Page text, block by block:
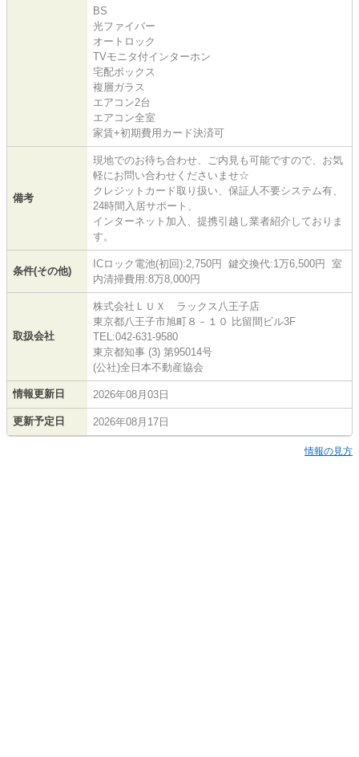
BS
光ファイバー
オートロック
TVモニタ付インターホン
宅配ボックス
複層ガラス
エアコン2台
エアコン全室
家賃+初期費用カード決済可
備考
現地でのお待ち合わせ、ご内見も可能ですので、お気
軽にお問い合わせくださいませ☆
クレジットカード取り扱い、保証人不要システム有、
24時間入居サポート、
インターネット加入、提携引越し業者紹介しておりま
す。
条件(その他)
ICロック電池(初回):2,750円 鍵交換代:1万6,500円 室
内清掃費用:8万8,000円
取扱会社
株式会社ＬＵＸ ラックス八王子店
東京都八王子市旭町８－１０ 比留間ビル3F
TEL:042-631-9580
東京都知事 (3) 第95014号
(公社)全日本不動産協会
情報更新日 2026年08月03日
更新予定日 2026年08月17日
情報の見方